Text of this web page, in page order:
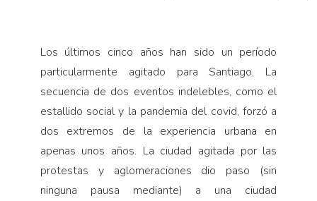
Los últimos cinco años han sido un período
particularmente agitado para Santiago. La
secuencia de dos eventos indelebles, como el
estallido social y la pandemia del covid, forzó a
dos extremos de la experiencia urbana en
apenas unos años. La ciudad agitada por las
protestas y aglomeraciones dio paso (sin
ninguna pausa mediante) a una ciudad